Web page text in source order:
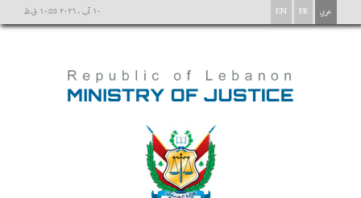
١٠ آب ، ٢٠٢٦ ١٠:٥٥ ق.ظ EN FR عربي